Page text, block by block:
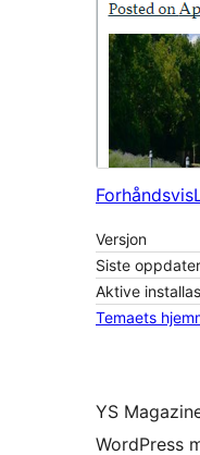
Forhåndsvis
Versjon
Siste
Aktive
Temaets
YS
WordPress